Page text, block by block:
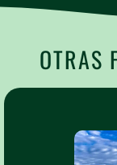
OTRAS